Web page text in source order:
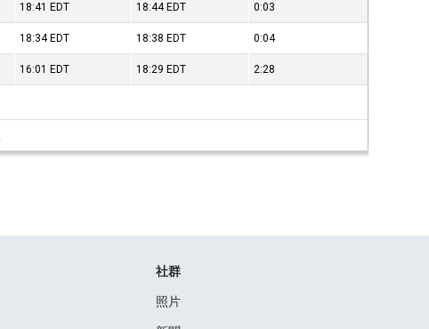
18:41 EDT 18:44 EDT 0:03
18:34 EDT 18:38 EDT 0:04
16:01 EDT 18:29 EDT 2:28
社群
照片